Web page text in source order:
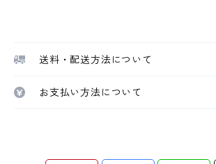
送料・配送方法について
お支払い方法について